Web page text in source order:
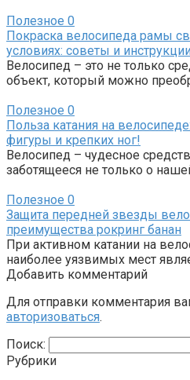
Полезное 0
Покраска велосипеда рамы
условиях: советы и
Велосипед – это не только
объект, который можно
Полезное 0
Польза катания на
фигуры и крепких ног!
Велосипед – чудесное
заботящееся не только о
Полезное 0
Защита передней звезды
преимущества рокринг банан
При активном катании на
наиболее уязвимых мест
Добавить комментарий
Для отправки комментария
авторизоваться.
Поиск:
Рубрики